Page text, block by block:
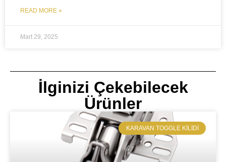
READ MORE »
Mart 29, 2025
İlginizi Çekebilecek
Ürünler
KARAVAN TOGGLE KILIDI​